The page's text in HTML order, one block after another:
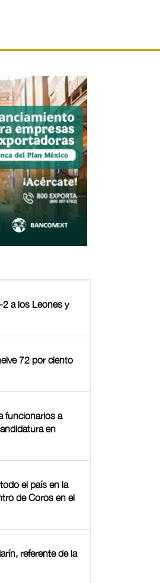
a los Leones y
72 por ciento
funcionarios a
en
el país en la
de Coros en el
referente de la